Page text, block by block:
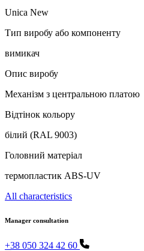
Unica New
Тип виробу або компоненту
вимикач
Опис виробу
Механізм з центральною платою
Відтінок кольору
білий (RAL 9003)
Головний матеріал
термопластик ABS-UV
All characteristics
Manager consultation
+38 050 324 42 60